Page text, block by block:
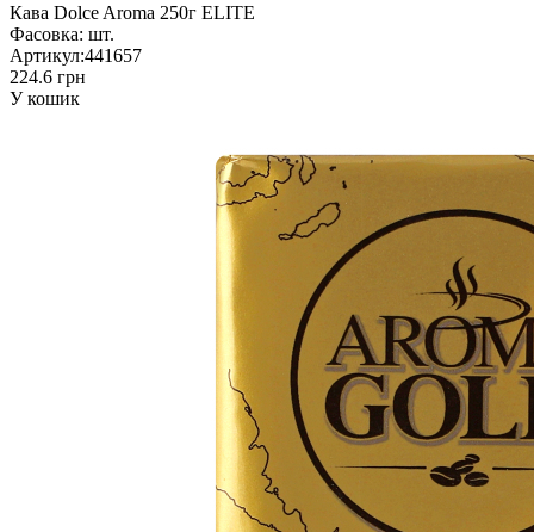
Кава Dolce Aroma 250г ELITE
Фасовка: шт.
Артикул:441657
224.6 грн
У кошик